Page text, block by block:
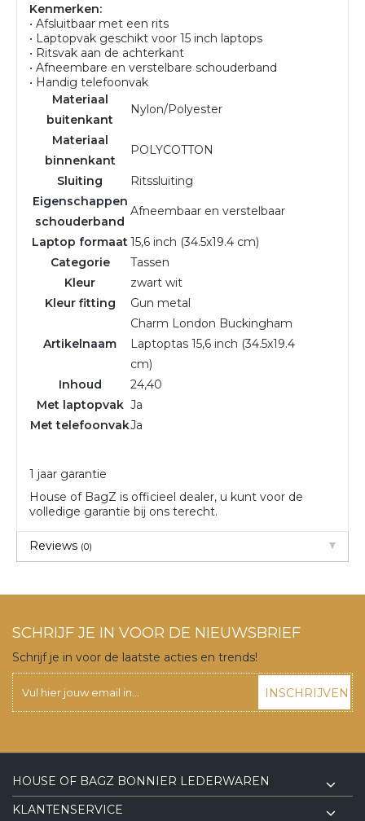
Kenmerken:
• Afsluitbaar met een rits
• Laptopvak geschikt voor 15 inch laptops
• Ritsvak aan de achterkant
• Afneembare en verstelbare schouderband
• Handig telefoonvak
Materiaal
buitenkant
Nylon/Polyester
Materiaal
binnenkant
POLYCOTTON
Sluiting
Ritssluiting
Eigenschappen
schouderband
Afneembaar en verstelbaar
Laptop formaat 15,6 inch (34.5x19.4 cm)
Categorie
Tassen
Kleur
zwart wit
Kleur fitting
Gun metal
Artikelnaam
Charm London Buckingham
Laptoptas 15,6 inch (34.5x19.4
cm)
Inhoud
24,40
Met laptopvak Ja
Met telefoonvakJa
1 jaar garantie
House of BagZ is officieel dealer, u kunt voor de
volledige garantie bij ons terecht.
Reviews (0)
SCHRIJF JE IN VOOR DE NIEUWSBRIEF
Schrijf je in voor de laatste acties en trends!
INSCHRIJVEN
HOUSE OF BAGZ BONNIER LEDERWAREN
KLANTENSERVICE